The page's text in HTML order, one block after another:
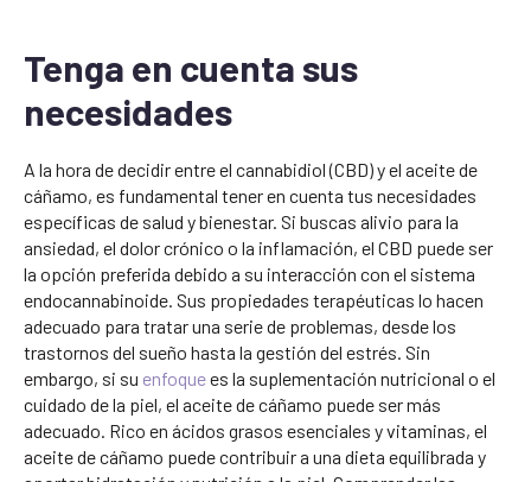
Tenga en cuenta sus
necesidades
A la hora de decidir entre el cannabidiol (CBD) y el aceite de
cáñamo, es fundamental tener en cuenta tus necesidades
específicas de salud y bienestar. Si buscas alivio para la
ansiedad, el dolor crónico o la inflamación, el CBD puede ser
la opción preferida debido a su interacción con el sistema
endocannabinoide. Sus propiedades terapéuticas lo hacen
adecuado para tratar una serie de problemas, desde los
trastornos del sueño hasta la gestión del estrés. Sin
embargo, si su enfoquees la suplementación nutricional o el
cuidado de la piel, el aceite de cáñamo puede ser más
adecuado. Rico en ácidos grasos esenciales y vitaminas, el
aceite de cáñamo puede contribuir a una dieta equilibrada y